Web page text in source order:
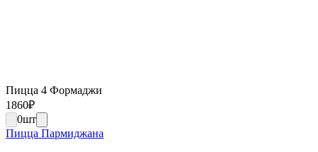
Пицца 4 Формаджи
1860₽
0шт
Пицца Пармиджана